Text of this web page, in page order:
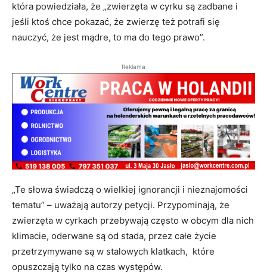
która powiedziała, że „zwierzęta w cyrku są zadbane i
jeśli ktoś chce pokazać, że zwierzę też potrafi się
nauczyć, że jest mądre, to ma do tego prawo”.
Reklama
„Te słowa świadczą o wielkiej ignorancji i nieznajomości
tematu” – uważają autorzy petycji. Przypominają, że
zwierzęta w cyrkach przebywają często w obcym dla nich
klimacie, oderwane są od stada, przez całe życie
przetrzymywane są w stalowych klatkach, które
opuszczają tylko na czas występów.